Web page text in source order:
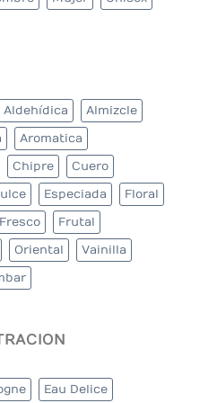
Aldehídica Almizcle
Aromatica
Chipre Cuero
Especiada Floral
Fresco Frutal
Oriental Vainilla
Eau Delice